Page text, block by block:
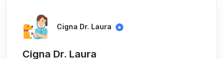
Cigna Dr. Laura
Cigna Dr. Laura